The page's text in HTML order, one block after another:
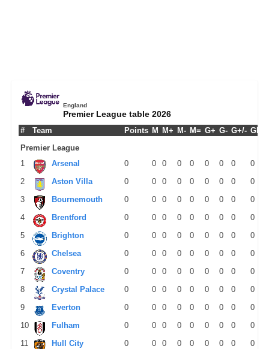
England
Premier League table 2026
# Team Points M M+ M- M= G+ G- G+/- GPM
Premier League
1
Arsenal 0 0 0 0 0 0 0 0
0
2
Aston Villa 0 0 0 0 0 0 0 0
0
3
Bournemouth 0 0 0 0 0 0 0 0
0
4
Brentford 0 0 0 0 0 0 0 0
0
5
Brighton 0 0 0 0 0 0 0 0
0
6
Chelsea 0 0 0 0 0 0 0 0
0
7
Coventry 0 0 0 0 0 0 0 0
0
8
Crystal Palace 0 0 0 0 0 0 0 0
0
9
Everton 0 0 0 0 0 0 0 0
0
10
Fulham 0 0 0 0 0 0 0 0
0
11
Hull City 0 0 0 0 0 0 0 0 0